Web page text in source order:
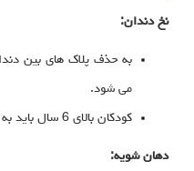
نخ دندان:
به حذف پلاک‌ های بین
می‌ شود.
کودکان بالای 6 سال باید به استفاده از نخ دندان تشویق شوند.
دهان‌ شویه: